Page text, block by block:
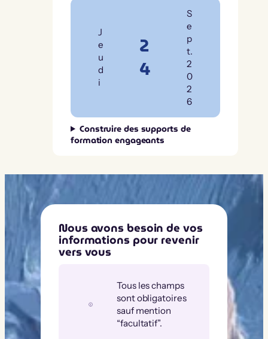
J
e
u
d
i
2
4
S
e
p
t.
2
0
2
6
Construire des supports de
formation engageants
Nous avons besoin de vos
informations pour revenir
vers vous
Tous les champs
sont obligatoires
sauf mention
“facultatif”.